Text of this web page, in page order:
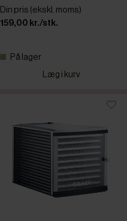
Din pris (ekskl. moms)
159,00 kr./stk.
På lager
Læg i kurv